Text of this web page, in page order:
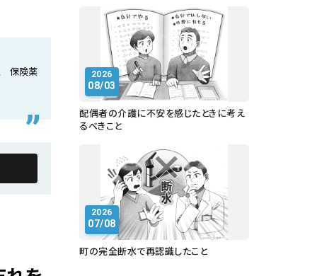
保険薬
2026
08/03
配偶者の介護に不安を感じたときに考え
るべきこと
2026
07/08
町の完全断水で再認識したこと